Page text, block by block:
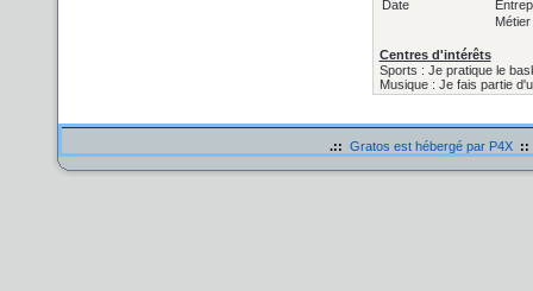
Date
Centres d'intérêts
Sports : Je pratique le
Musique : Je fais partie
.:: Gratos est hébergé par P4X ::